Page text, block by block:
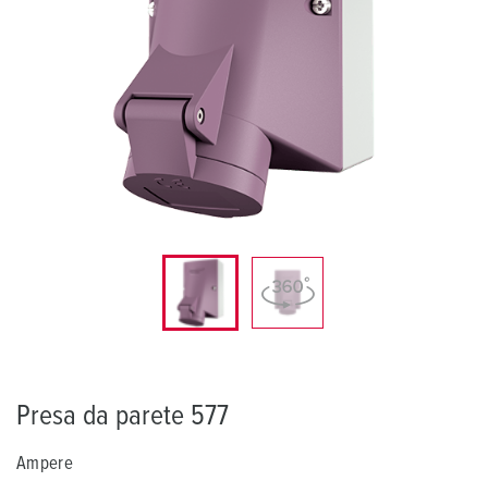
Presa da parete 577
Ampere